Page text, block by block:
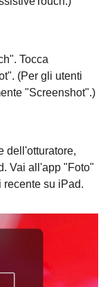
Tocca
(Per gli utenti
"Screenshot".)
dell'otturatore,
Vai all'app "Foto"
recente su iPad.